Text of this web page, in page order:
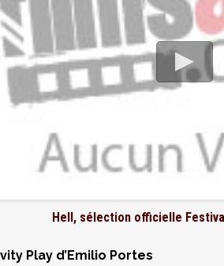
Hell, sélection officielle
Play d’Emilio Portes